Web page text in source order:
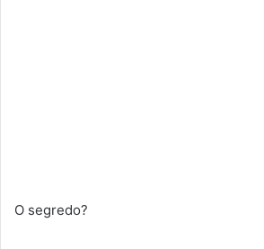
O segredo?